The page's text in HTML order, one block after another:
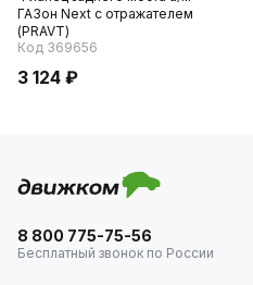
ГАЗон Next с отражателем
(PRAVT)
Код 369656
3 124 ₽
8 800 775-75-56
Бесплатный звонок по России